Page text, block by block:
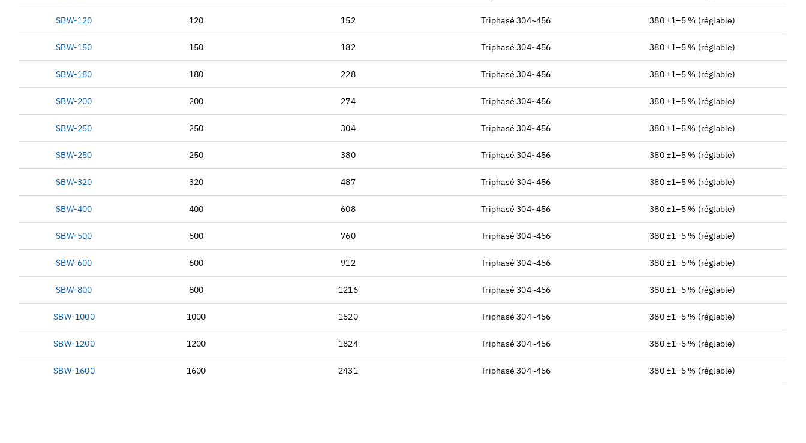
SBW-120 120 152 Triphasé 304~456 380 ±1–5 % (réglable)
SBW-150 150 182 Triphasé 304~456 380 ±1–5 % (réglable)
SBW-180 180 228 Triphasé 304~456 380 ±1–5 % (réglable)
SBW-200 200 274 Triphasé 304~456 380 ±1–5 % (réglable)
SBW-250 250 304 Triphasé 304~456 380 ±1–5 % (réglable)
SBW-250 250 380 Triphasé 304~456 380 ±1–5 % (réglable)
SBW-320 320 487 Triphasé 304~456 380 ±1–5 % (réglable)
SBW-400 400 608 Triphasé 304~456 380 ±1–5 % (réglable)
SBW-500 500 760 Triphasé 304~456 380 ±1–5 % (réglable)
SBW-600 600 912 Triphasé 304~456 380 ±1–5 % (réglable)
SBW-800 800 1216 Triphasé 304~456 380 ±1–5 % (réglable)
SBW-1000 1000 1520 Triphasé 304~456 380 ±1–5 % (réglable)
SBW-1200 1200 1824 Triphasé 304~456 380 ±1–5 % (réglable)
SBW-1600 1600 2431 Triphasé 304~456 380 ±1–5 % (réglable)